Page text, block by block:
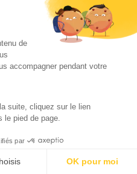
de
accompagner pendant votre
suite, cliquez sur le lien
le pied de page.
par
OK pour moi